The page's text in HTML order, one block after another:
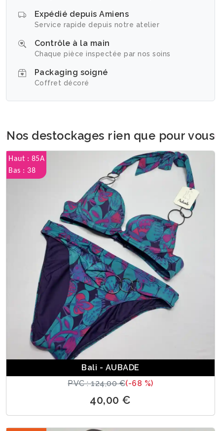
Expédié depuis Amiens
Service rapide depuis notre atelier
Contrôle à la main
Chaque pièce inspectée par nos soins
Packaging soigné
Coffret décoré
Nos destockages rien que pour vous
Haut : 85A
Bas : 38
Bali - AUBADE
PVC : 124,00 €(-68 %)
40,00 €